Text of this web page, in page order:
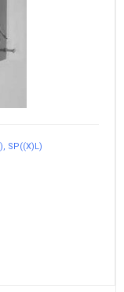
SP((X)L)